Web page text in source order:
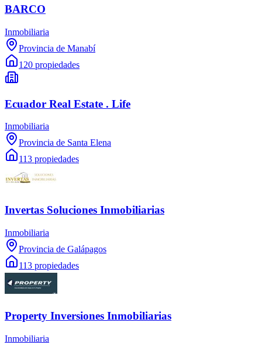
BARCO
Inmobiliaria
Provincia de Manabí
120 propiedades
Ecuador Real Estate . Life
Inmobiliaria
Provincia de Santa Elena
113 propiedades
Invertas Soluciones Inmobiliarias
Inmobiliaria
Provincia de Galápagos
113 propiedades
Property Inversiones Inmobiliarias
Inmobiliaria